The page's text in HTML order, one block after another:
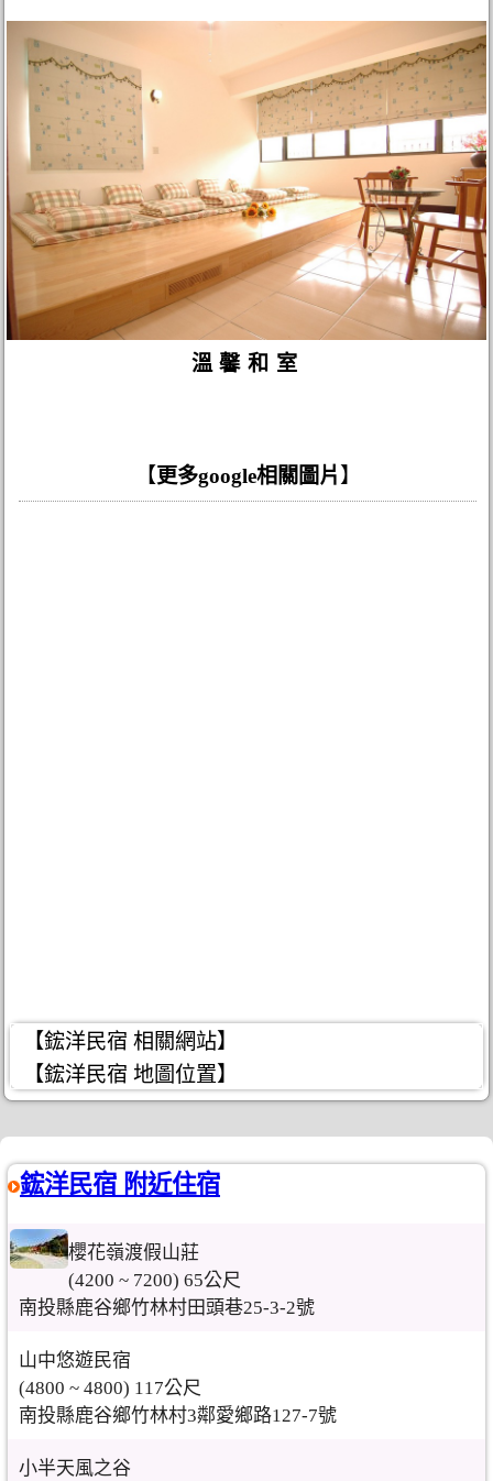
溫馨和室
【更多google相關圖片】
【鋐洋民宿 相關網站】
【鋐洋民宿 地圖位置】
鋐洋民宿 附近住宿
櫻花嶺渡假山莊
(4200 ~ 7200) 65公尺
南投縣鹿谷鄉竹林村田頭巷25-3-2號
山中悠遊民宿
(4800 ~ 4800) 117公尺
南投縣鹿谷鄉竹林村3鄰愛鄉路127-7號
小半天風之谷